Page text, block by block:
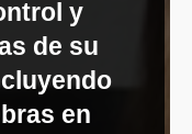
y
de su
en